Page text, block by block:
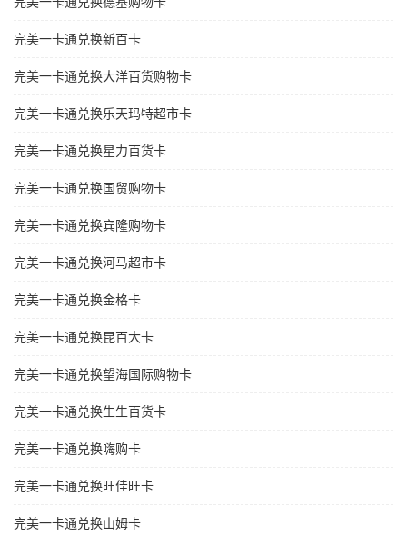
完美一卡通兑换新百卡
完美一卡通兑换大洋百货购物卡
完美一卡通兑换乐天玛特超市卡
完美一卡通兑换星力百货卡
完美一卡通兑换国贸购物卡
完美一卡通兑换宾隆购物卡
完美一卡通兑换河马超市卡
完美一卡通兑换金格卡
完美一卡通兑换昆百大卡
完美一卡通兑换望海国际购物卡
完美一卡通兑换生生百货卡
完美一卡通兑换嗨购卡
完美一卡通兑换旺佳旺卡
完美一卡通兑换山姆卡